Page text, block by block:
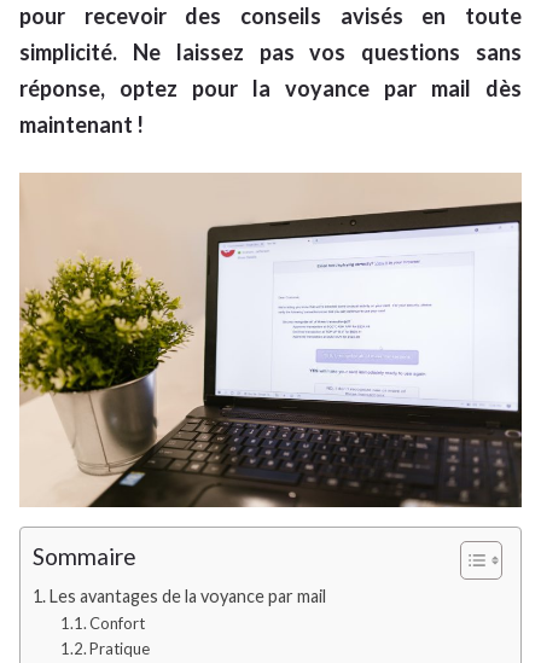
pour recevoir des conseils avisés en toute
simplicité. Ne laissez pas vos questions sans
réponse, optez pour la voyance par mail dès
maintenant !
Sommaire
Les avantages de la voyance par mail
Confort
Pratique